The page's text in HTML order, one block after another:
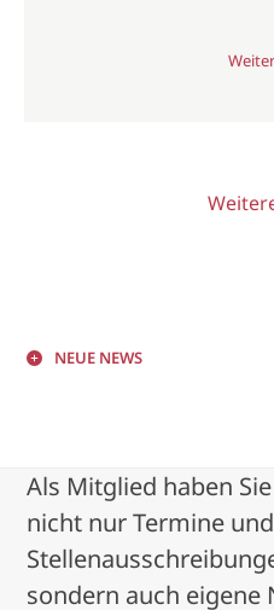
NEUE NEWS
Als Mitglied haben
nicht nur Termine und
sondern auch eigene